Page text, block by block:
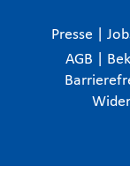
Presse
AGB